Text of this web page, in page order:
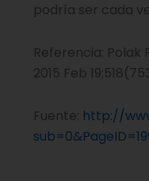
podría ser cada
Referencia: Polak
2015 Feb
Fuente: http://